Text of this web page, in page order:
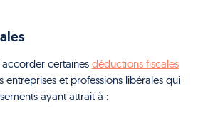
certaines déductions fiscales
entreprises et professions libérales qui
ayant attrait à :